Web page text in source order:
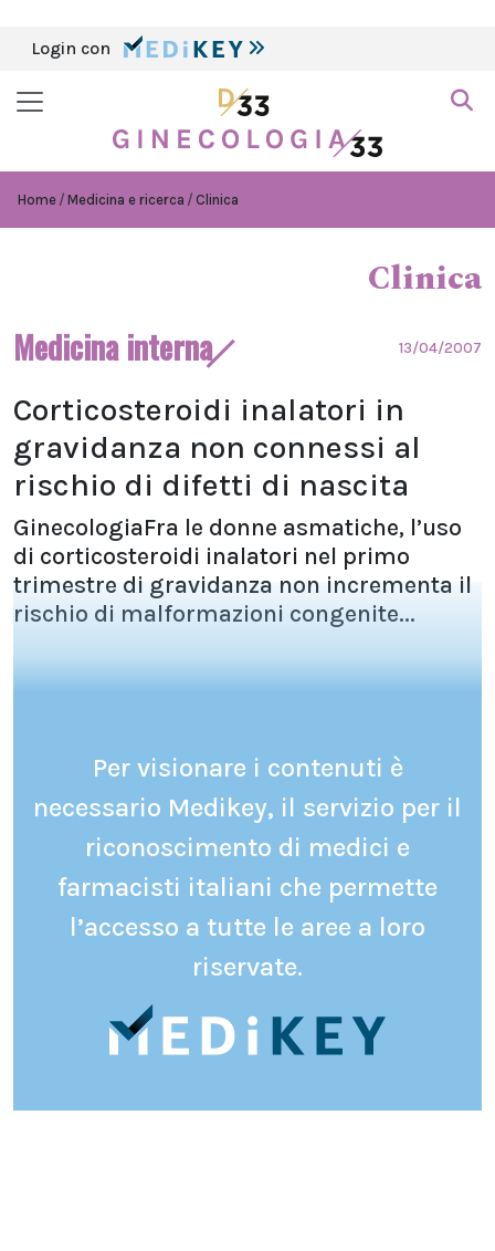
Login con
Home Medicina e ricerca Clinica
Clinica
Medicina interna 13/04/2007
Corticosteroidi inalatori in
gravidanza non connessi al
rischio di difetti di nascita
GinecologiaFra le donne asmatiche, l’uso
di corticosteroidi inalatori nel primo
trimestre di gravidanza non incrementa il
rischio di malformazioni congenite...
Per visionare i contenuti è
necessario Medikey, il servizio per il
riconoscimento di medici e
farmacisti italiani che permette
l’accesso a tutte le aree a loro
riservate.